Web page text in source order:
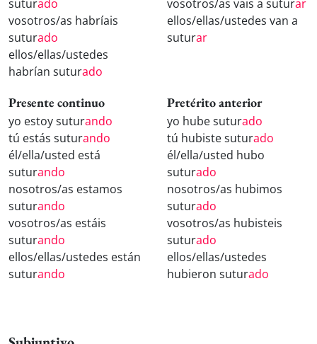
suturado
vosotros/as habríais
suturado
ellos/ellas/ustedes
habrían suturado
vosotros/as vais a suturar
ellos/ellas/ustedes van a
suturar
Presente continuo
yo estoy suturando
tú estás suturando
él/ella/usted está
suturando
nosotros/as estamos
suturando
vosotros/as estáis
suturando
ellos/ellas/ustedes están
suturando
Pretérito anterior
yo hube suturado
tú hubiste suturado
él/ella/usted hubo
suturado
nosotros/as hubimos
suturado
vosotros/as hubisteis
suturado
ellos/ellas/ustedes
hubieron suturado